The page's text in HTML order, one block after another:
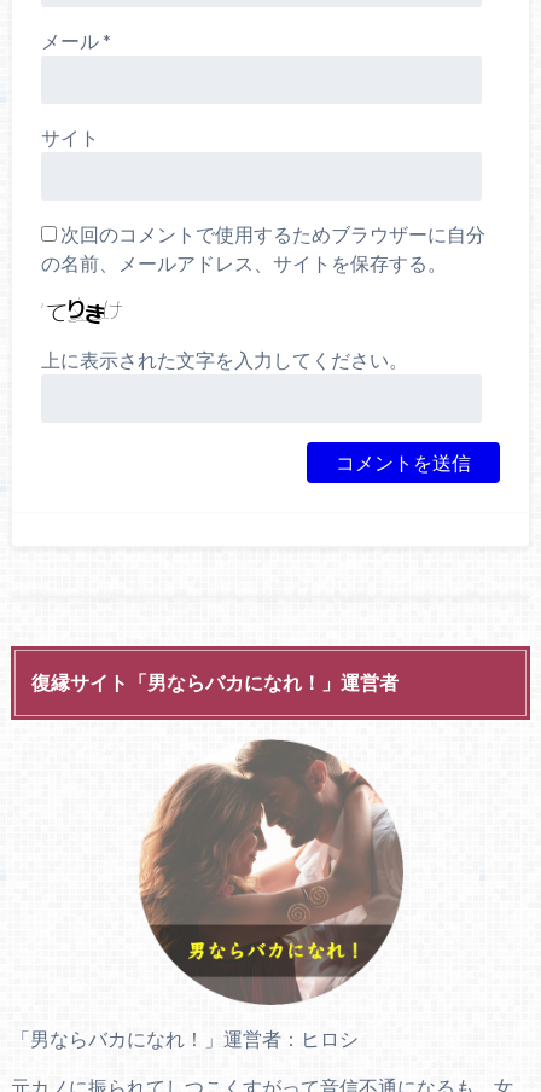
メール*
サイト
次回のコメントで使用するためブラウザーに自分
の名前、メールアドレス、サイトを保存する。
上に表示された文字を入力してください。
復縁サイト「男ならバカになれ！」運営者
「男ならバカになれ！」運営者：ヒロシ
元カノに振られてしつこくすがって音信不通になるも、女